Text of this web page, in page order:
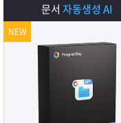
문서 자동생성 AI
NEW